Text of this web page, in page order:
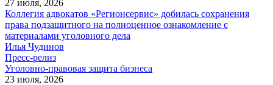
27 июля, 2026
Коллегия адвокатов «Регионсервис» добилась сохранения
права подзащитного на полноценное ознакомление с
материалами уголовного дела
Илья Чудинов
Пресс-релиз
Уголовно-правовая защита бизнеса
23 июля, 2026